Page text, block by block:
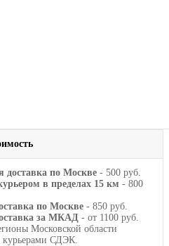
доставка по Москве - 500 руб.
в пределах 15 км - 800
по Москве - 850 руб.
за МКАД - от 1100 руб.
Московской области
курьерами СДЭК.